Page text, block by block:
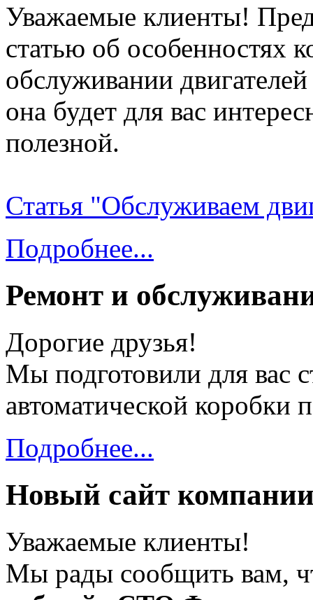
Уважаемые клиенты!
статью об особенностях
обслуживании
она будет для вас
полезной.
Статья "Обслуживаем
Подробнее...
Ремонт и
Дорогие друзья!
Мы подготовили для вас
автоматической коробки
Подробнее...
Новый сайт
Уважаемые клиенты!
Мы рады сообщить вам,